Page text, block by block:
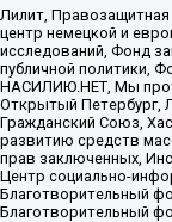
Лилит,
центр немецкой и
исследований, Фонд
публичной политики,
НАСИЛИЮ.НЕТ, Мы
Открытый Петербург,
Гражданский Союз,
развитию средств
прав заключенных,
Центр социально-
Благотворительный
Благотворительный